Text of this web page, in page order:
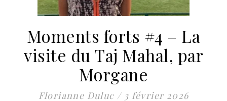
Moments forts #4 – La
visite du Taj Mahal, par
Morgane
Florianne Duluc / 3 février 2026